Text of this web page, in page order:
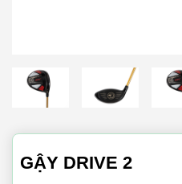
GẬY DRIVE 2